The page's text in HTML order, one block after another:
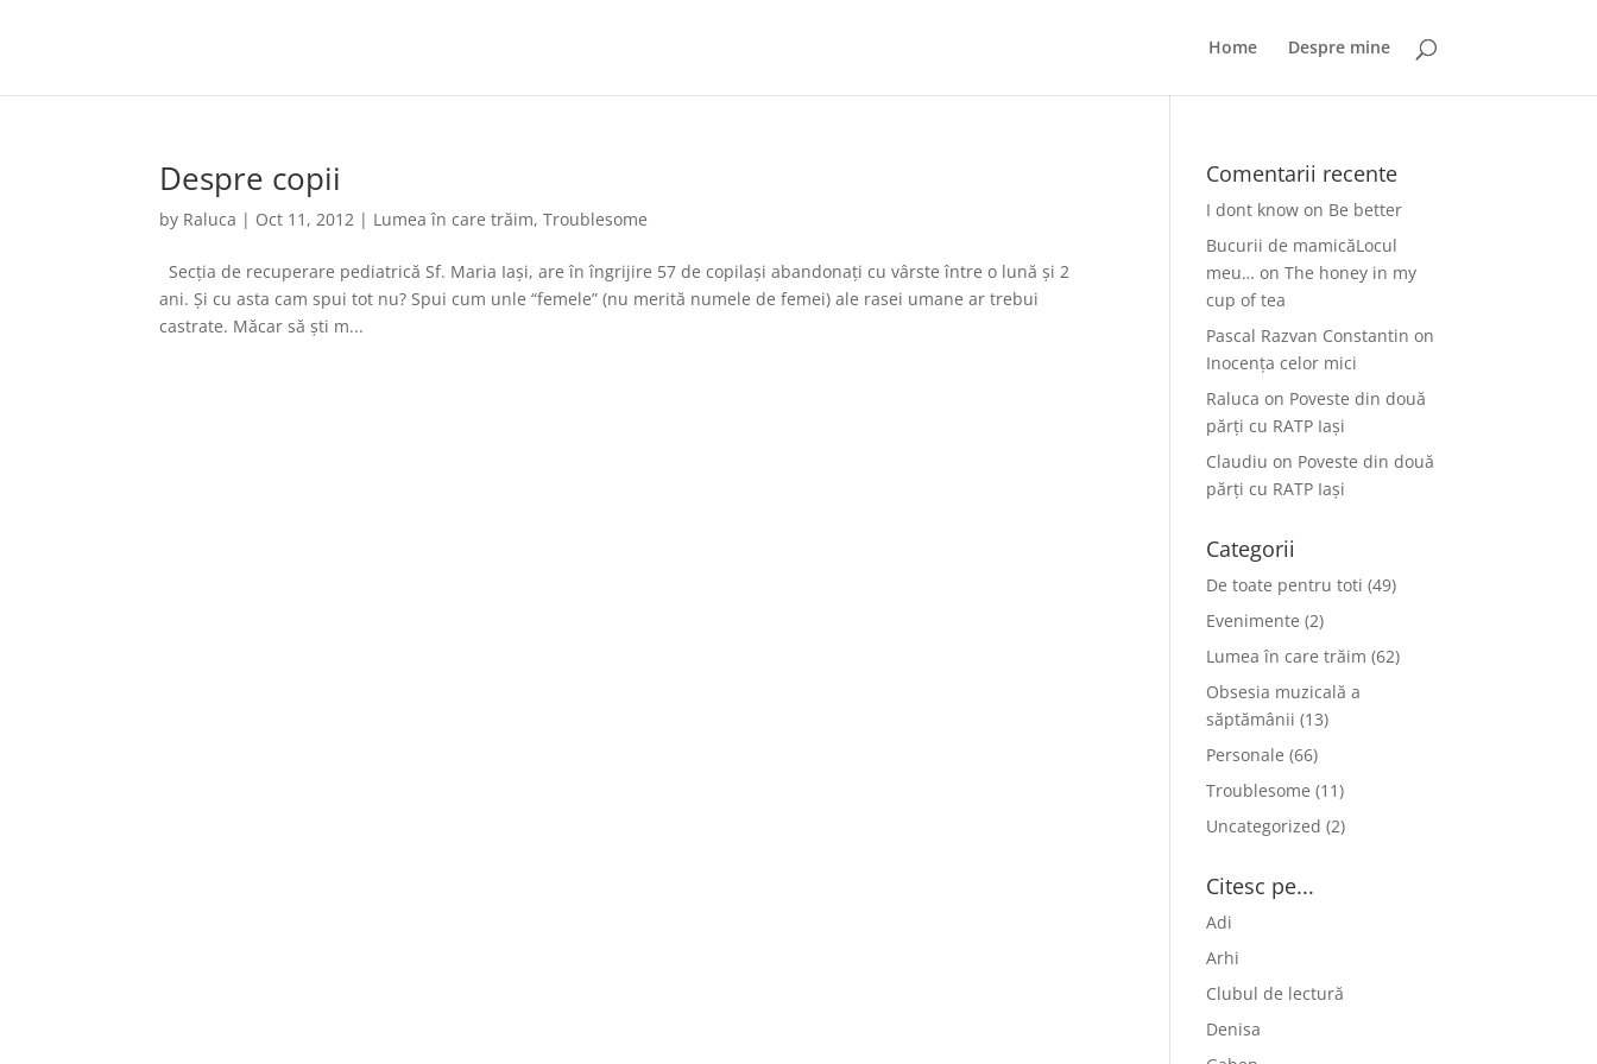
Home Despre mine
Despre copii
by Raluca | Oct 11, 2012 | Lumea în care trăim,Troublesome
Secția de recuperare pediatrică Sf. Maria Iași, are în îngrijire 57 de copilași abandonați cu vârste între o lună și 2
ani. Și cu asta cam spui tot nu? Spui cum unle “femele” (nu merită numele de femei) ale rasei umane ar trebui
castrate. Măcar să ști m...
Comentarii recente
I dont know on Be better
Bucurii de mamicăLocul
meu… onThe honey in my
cup of tea
Pascal Razvan Constantin on
Inocența celor mici
Raluca on Poveste din două
părți cu RATP Iași
Claudiu on Poveste din două
părți cu RATP Iași
Categorii
De toate pentru toti (49)
Evenimente (2)
Lumea în care trăim (62)
Obsesia muzicală a
săptămânii (13)
Personale (66)
Troublesome (11)
Uncategorized (2)
Citesc pe...
Adi
Arhi
Clubul de lectură
Denisa